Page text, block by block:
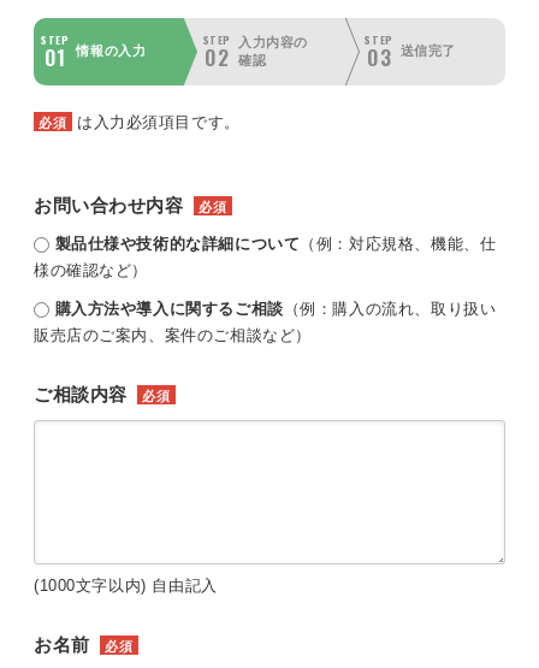
STEP
01 情報の入力
STEP
02
入力内容の
確認
STEP
03 送信完了
必須 は入力必須項目です。
お問い合わせ内容 必須
製品仕様や技術的な詳細について （例：対応規格、機能、仕
様の確認など）
購入方法や導入に関するご相談 （例：購入の流れ、取り扱い
販売店のご案内、案件のご相談など）
ご相談内容 必須
(1000文字以内) 自由記入
お名前 必須